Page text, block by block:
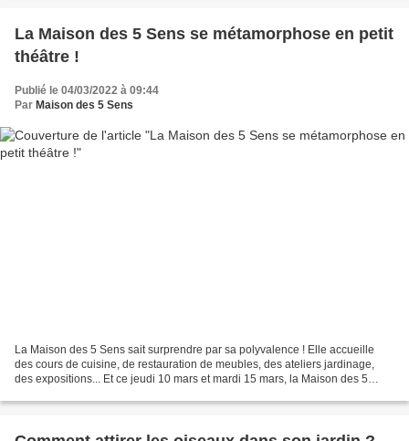
La Maison des 5 Sens se métamorphose en petit
théâtre !
Publié le 04/03/2022 à 09:44
Par Maison des 5 Sens
La Maison des 5 Sens sait surprendre par sa polyvalence ! Elle accueille
des cours de cuisine, de restauration de meubles, des ateliers jardinage,
des expositions... Et ce jeudi 10 mars et mardi 15 mars, la Maison des 5